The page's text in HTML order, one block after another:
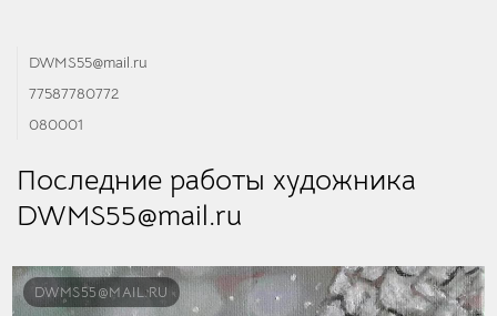
DWMS55@mail.ru
77587780772
080001
Последние работы художника
DWMS55@mail.ru
DWMS55@MAIL.RU